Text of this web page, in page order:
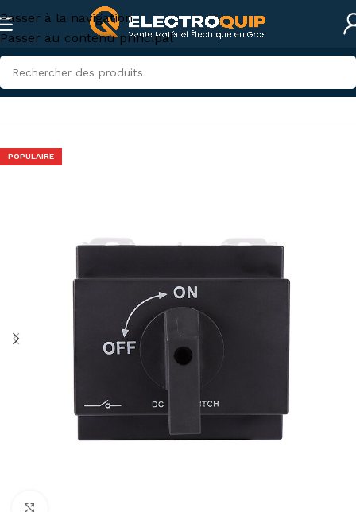
Passer à la navigation
Passer au contenu principal
Accueil/Photovoltaïque
POPULAIRE